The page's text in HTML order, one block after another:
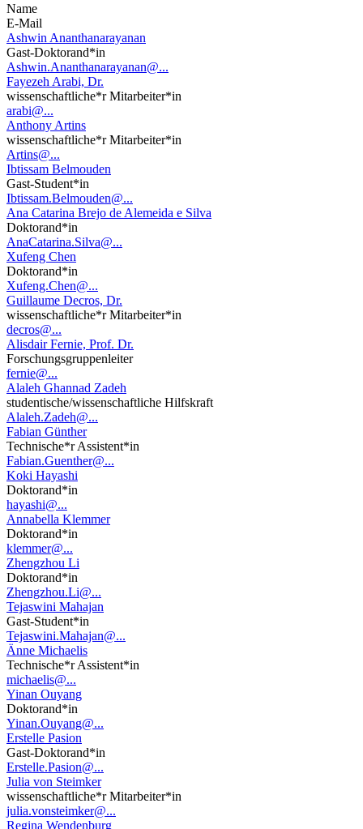
Name
E-Mail
Ashwin Ananthanarayanan
Gast-Doktorand*in
Ashwin.Ananthanarayanan@...
Fayezeh Arabi, Dr.
wissenschaftliche*r Mitarbeiter*in
arabi@...
Anthony Artins
wissenschaftliche*r Mitarbeiter*in
Artins@...
Ibtissam Belmouden
Gast-Student*in
Ibtissam.Belmouden@...
Ana Catarina Brejo de Alemeida e Silva
Doktorand*in
AnaCatarina.Silva@...
Xufeng Chen
Doktorand*in
Xufeng.Chen@...
Guillaume Decros, Dr.
wissenschaftliche*r Mitarbeiter*in
decros@...
Alisdair Fernie, Prof. Dr.
Forschungsgruppenleiter
fernie@...
Alaleh Ghannad Zadeh
studentische/wissenschaftliche Hilfskraft
Alaleh.Zadeh@...
Fabian Günther
Technische*r Assistent*in
Fabian.Guenther@...
Koki Hayashi
Doktorand*in
hayashi@...
Annabella Klemmer
Doktorand*in
klemmer@...
Zhengzhou Li
Doktorand*in
Zhengzhou.Li@...
Tejaswini Mahajan
Gast-Student*in
Tejaswini.Mahajan@...
Änne Michaelis
Technische*r Assistent*in
michaelis@...
Yinan Ouyang
Doktorand*in
Yinan.Ouyang@...
Erstelle Pasion
Gast-Doktorand*in
Erstelle.Pasion@...
Julia von Steimker
wissenschaftliche*r Mitarbeiter*in
julia.vonsteimker@...
Regina Wendenburg